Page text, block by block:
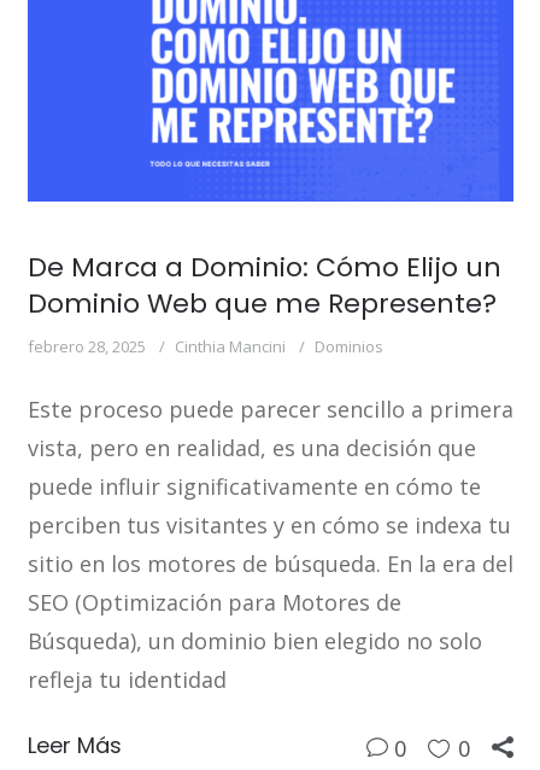
De Marca a Dominio: Cómo Elijo un
Dominio Web que me Represente?
febrero 28, 2025 Cinthia Mancini Dominios
Este proceso puede parecer sencillo a primera
vista, pero en realidad, es una decisión que
puede influir significativamente en cómo te
perciben tus visitantes y en cómo se indexa tu
sitio en los motores de búsqueda. En la era del
SEO (Optimización para Motores de
Búsqueda), un dominio bien elegido no solo
refleja tu identidad
Leer Más 0 0